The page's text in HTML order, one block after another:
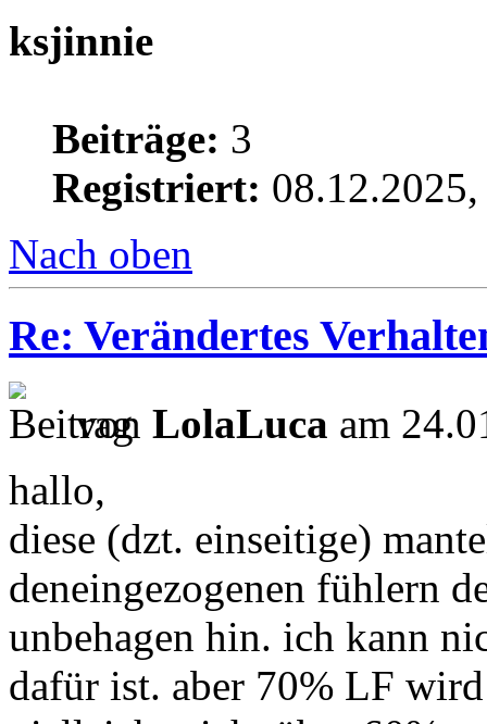
ksjinnie
Beiträge: 3
Registriert:
Nach oben
Re: Verändertes
von LolaLuca am
hallo,
diese (dzt. einseitige)
deneingezogenen fühlern
unbehagen hin. ich kann
dafür ist. aber 70% LF